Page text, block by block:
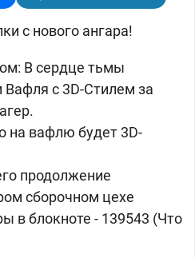
с нового ангара!
В сердце тьмы
Вафля с 3D-Стилем за
на вафлю будет 3D-
продолжение
сборочном цехе
в блокноте - 139543 (Что